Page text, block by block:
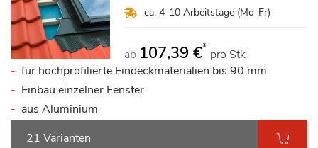
ca. 4-10 Arbeitstage (Mo-Fr)
ab 107,39 €* pro Stk
für hochprofilierte Eindeckmaterialien bis 90 mm
Einbau einzelner Fenster
aus Aluminium
21 Varianten